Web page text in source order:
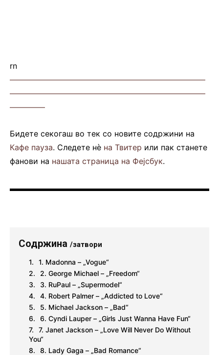
rn
—————————————————————————
—————————————————————————
————–
Бидете секогаш во тек со новите содржини на
Кафе пауза. Следете нè на Твитер или пак станете
фанови на нашата страница на Фејсбук.
Содржина /затвори
1. Madonna – „Vogue“
2. George Michael – „Freedom“
3. RuPaul – „Supermodel“
4. Robert Palmer – „Addicted to Love“
5. Michael Jackson – „Bad“
6. Cyndi Lauper – „Girls Just Wanna Have Fun“
7. Janet Jackson – „Love Will Never Do Without
You“
8. Lady Gaga – „Bad Romance“